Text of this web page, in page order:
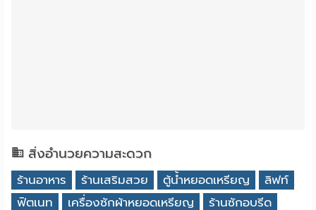
สิ่งอำนวยความสะดวก
ร้านอาหาร ร้านเสริมสวย ตู้น้ำหยอดเหรียญ
ลิฟท์
ฟิตเนท
เครื่องซักผ้าหยอดเหรียญ
ร้านซักอบรีด